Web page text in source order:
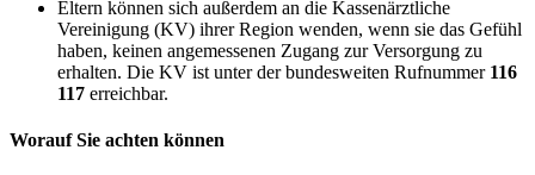
Eltern können sich außerdem an die Kassenärztliche
Vereinigung (KV) ihrer Region wenden, wenn sie das Gefühl
haben, keinen angemessenen Zugang zur Versorgung zu
erhalten. Die KV ist unter der bundesweiten Rufnummer 116
117 erreichbar.
Worauf Sie achten können